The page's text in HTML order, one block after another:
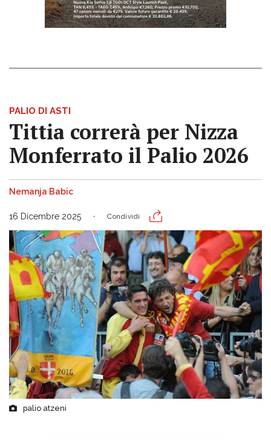
PALIO DI ASTI
Tittia correrà per Nizza
Monferrato il Palio 2026
Nemanja Babic
16 Dicembre 2025 Condividi
palio atzeni